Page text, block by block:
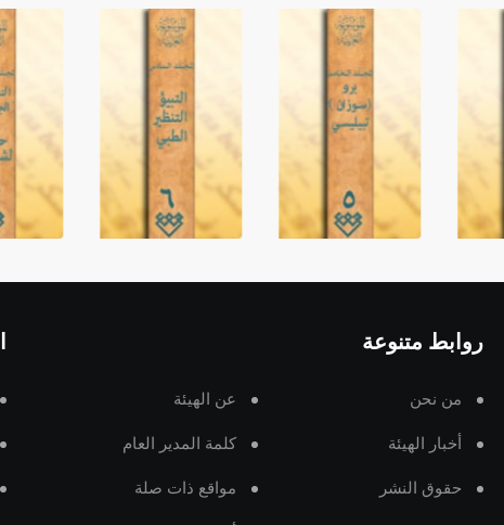
روابط متنوعة
من نحن عن الهيئة
أخبار الهيئة كلمة المدير العام
حقوق النشر مواقع ذات صلة